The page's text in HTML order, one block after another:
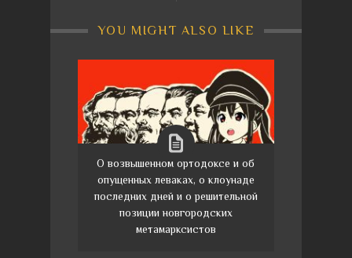
YOU MIGHT ALSO LIKE
О возвышенном ортодоксе и об
опущенных леваках, о клоунаде
последних дней и о решительной
позиции новгородских
метамарксистов